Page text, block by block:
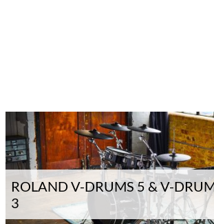
ROLAND V-DRUMS 5 & V-
3